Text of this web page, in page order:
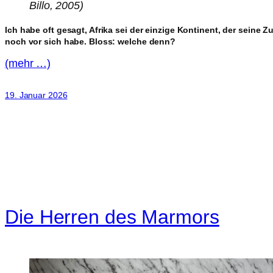
Billo, 2005)
Ich habe oft gesagt, Afrika sei der einzige Kontinent, der seine
noch vor sich habe. Bloss: welche denn?
(mehr …)
19. Januar 2026
Die Herren des Marmors